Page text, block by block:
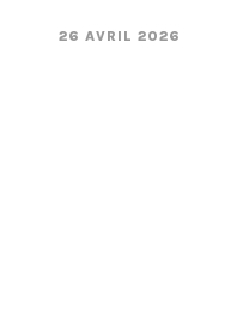
26 AVRIL 2026